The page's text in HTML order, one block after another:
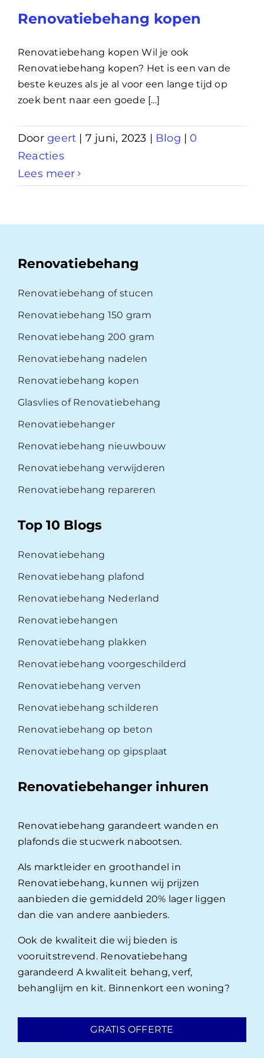
Renovatiebehang kopen
Renovatiebehang kopen Wil je ook
Renovatiebehang kopen? Het is een van de
beste keuzes als je al voor een lange tijd op
zoek bent naar een goede [...]
Doorgeert | 7 juni, 2023 | Blog | 0
Reacties
Lees meer
Renovatiebehang
Renovatiebehang of stucen
Renovatiebehang 150 gram
Renovatiebehang 200 gram
Renovatiebehang nadelen
Renovatiebehang kopen
Glasvlies of Renovatiebehang
Renovatiebehanger
Renovatiebehang nieuwbouw
Renovatiebehang verwijderen
Renovatiebehang repareren
Top 10 Blogs
Renovatiebehang
Renovatiebehang plafond
Renovatiebehang Nederland
Renovatiebehangen
Renovatiebehang plakken
Renovatiebehang voorgeschilderd
Renovatiebehang verven
Renovatiebehang schilderen
Renovatiebehang op beton
Renovatiebehang op gipsplaat
Renovatiebehanger inhuren
Renovatiebehang garandeert wanden en
plafonds die stucwerk nabootsen.
Als marktleider en groothandel in
Renovatiebehang, kunnen wij prijzen
aanbieden die gemiddeld 20% lager liggen
dan die van andere aanbieders.
Ook de kwaliteit die wij bieden is
vooruitstrevend. Renovatiebehang
garandeerd A kwaliteit behang, verf,
behanglijm en kit. Binnenkort een woning?
GRATIS OFFERTE